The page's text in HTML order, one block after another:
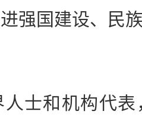
强国建设、民
和机构代表